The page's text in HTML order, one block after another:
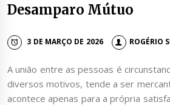
Desamparo Mútuo
3 DE MARÇO DE 2026 ROGÉRIO
A união entre as pessoas é
diversos motivos, tende a ser
acontece apenas para a própria